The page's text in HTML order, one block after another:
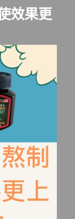
效果更